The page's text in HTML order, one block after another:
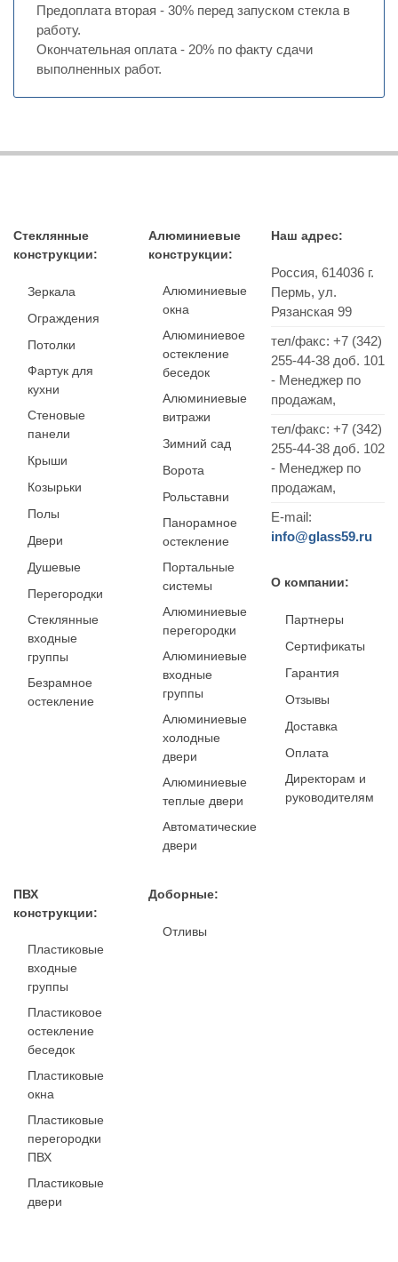
Предоплата вторая - 30% перед запуском стекла в
работу.
Окончательная оплата - 20% по факту сдачи
выполненных работ.
Стеклянные
конструкции:
Зеркала
Ограждения
Потолки
Фартук для
кухни
Стеновые
панели
Крыши
Козырьки
Полы
Двери
Душевые
Перегородки
Стеклянные
входные
группы
Безрамное
остекление
Алюминиевые
конструкции:
Алюминиевые
окна
Алюминиевое
остекление
беседок
Алюминиевые
витражи
Зимний сад
Ворота
Рольставни
Панорамное
остекление
Портальные
системы
Алюминиевые
перегородки
Алюминиевые
входные
группы
Алюминиевые
холодные
двери
Алюминиевые
теплые двери
Автоматические
двери
ПВХ
конструкции:
Пластиковые
входные
группы
Пластиковое
остекление
беседок
Пластиковые
окна
Пластиковые
перегородки
ПВХ
Пластиковые
двери
Доборные:
Отливы
Наш адрес:
Россия, 614036г.
Пермь, ул.
Рязанская 99
тел/факс: +7 (342)
255-44-38доб. 101
- Менеджер по
продажам,
тел/факс: +7 (342)
255-44-38 доб. 102
- Менеджер по
продажам,
E-mail:
info@glass59.ru
О компании:
Партнеры
Сертификаты
Гарантия
Отзывы
Доставка
Оплата
Директорам и
руководителям